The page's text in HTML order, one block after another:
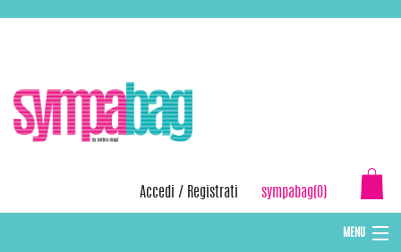
Accedi / Registrati sympabag(0)
MENU